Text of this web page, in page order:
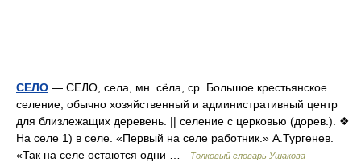
СЕЛО — СЕЛО, села, мн. сёла, ср. Большое крестьянское
селение, обычно хозяйственный и административный центр
для близлежащих деревень. || селение с церковью (дорев.). ❖
На селе 1) в селе. «Первый на селе работник.» А.Тургенев.
«Так на селе остаются одни …
Толковый словарь Ушакова